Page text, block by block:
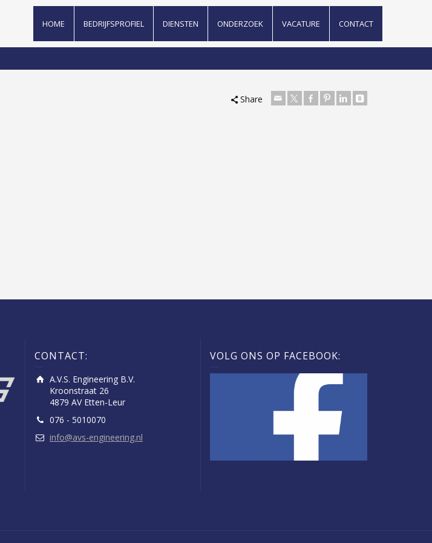
HOME BEDRIJFSPROFIEL DIENSTEN ONDERZOEK VACATURE CONTACT
Share
CONTACT:
A.V.S. Engineering B.V.
Kroonstraat 26
4879 AV Etten-Leur
076 - 5010070
info@avs-engineering.nl
VOLG ONS OP FACEBOOK: